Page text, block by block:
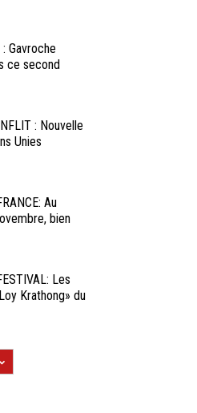
Gavroche
ce second
: Nouvelle
Unies
Au
bien
Les
Krathong» du